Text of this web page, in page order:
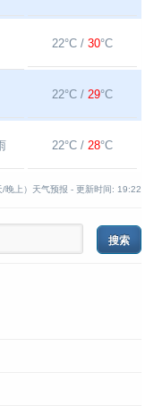
22°C / 30°C
22°C / 29°C
22°C / 28°C
晚上）天气预报 - 更新时间: 19:22